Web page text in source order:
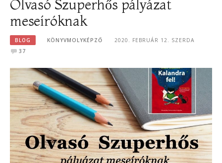
Olvasó Szuperhős pályázat
meseíróknak
BLOG KÖNYVMOLYKÉPZŐ
2020. FEBRUÁR 12. SZERDA
37